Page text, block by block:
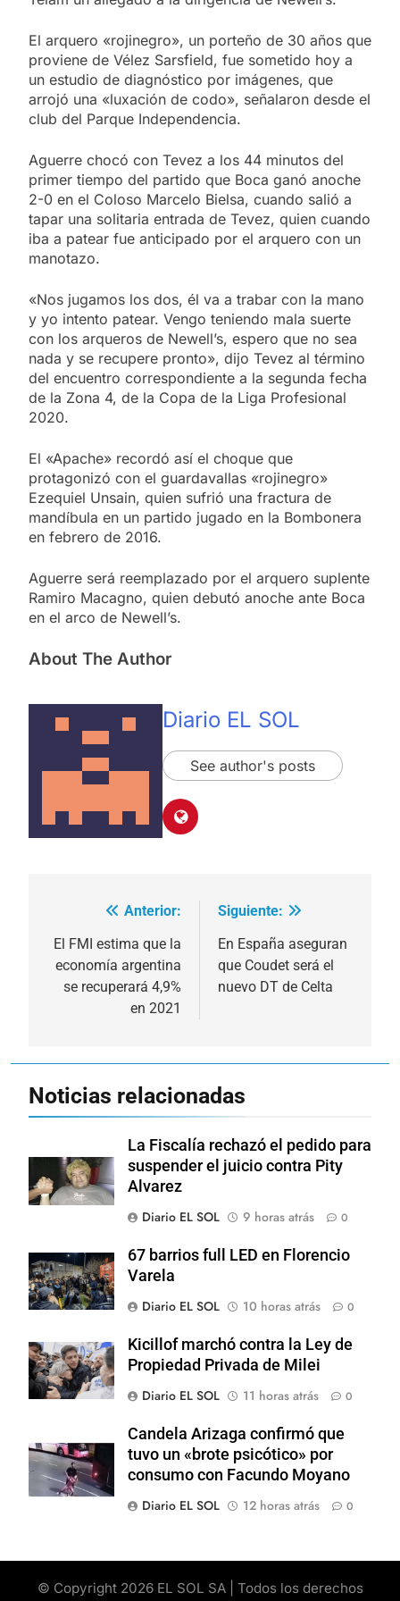
El arquero «rojinegro», un porteño de 30 años que
proviene de Vélez Sarsfield, fue sometido hoy a
un estudio de diagnóstico por imágenes, que
arrojó una «luxación de codo», señalaron desde el
club del Parque Independencia.
Aguerre chocó con Tevez a los 44 minutos del
primer tiempo del partido que Boca ganó anoche
2-0 en el Coloso Marcelo Bielsa, cuando salió a
tapar una solitaria entrada de Tevez, quien cuando
iba a patear fue anticipado por el arquero con un
manotazo.
«Nos jugamos los dos, él va a trabar con la mano
y yo intento patear. Vengo teniendo mala suerte
con los arqueros de Newell’s, espero que no sea
nada y se recupere pronto», dijo Tevez al término
del encuentro correspondiente a la segunda fecha
de la Zona 4, de la Copa de la Liga Profesional
2020.
El «Apache» recordó así el choque que
protagonizó con el guardavallas «rojinegro»
Ezequiel Unsain, quien sufrió una fractura de
mandíbula en un partido jugado en la Bombonera
en febrero de 2016.
Aguerre será reemplazado por el arquero suplente
Ramiro Macagno, quien debutó anoche ante Boca
en el arco de Newell’s.
About The Author
Diario EL SOL
See author's posts
Navegación
de
entradas
Anterior:
El FMI estima que la
economía argentina
se recuperará 4,9%
en 2021
Siguiente:
En España aseguran
que Coudet será el
nuevo DT de Celta
Noticias relacionadas
La Fiscalía rechazó el pedido para
suspender el juicio contra Pity
Alvarez
Diario EL SOL
9 horas atrás 0
67 barrios full LED en Florencio
Varela
Diario EL SOL
10 horas atrás 0
Kicillof marchó contra la Ley de
Propiedad Privada de Milei
Diario EL SOL
11 horas atrás 0
Candela Arizaga confirmó que
tuvo un «brote psicótico» por
consumo con Facundo Moyano
Diario EL SOL
12 horas atrás 0
© Copyright 2026 EL SOL SA | Todos los derechos